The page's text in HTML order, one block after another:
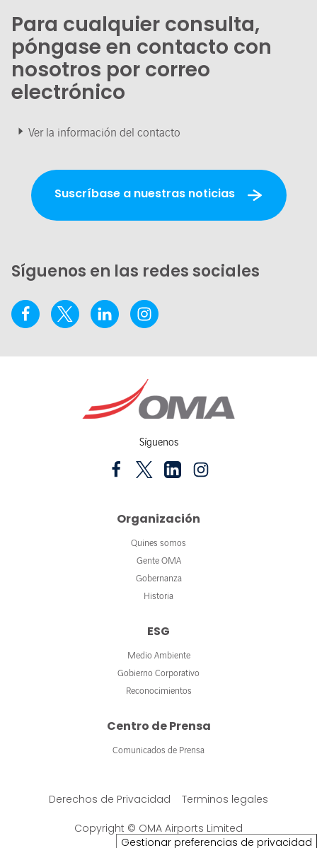
Para cualquier consulta,
póngase en contacto con
nosotros por correo
electrónico
Ver la información del contacto
Suscríbase a nuestras noticias
Síguenos en las redes sociales
Síguenos
Organización
Quines somos
Gente OMA
Gobernanza
Historia
ESG
Medio Ambiente
Gobierno Corporativo
Reconocimientos
Centro de Prensa
Comunicados de Prensa
Derechos de Privacidad Terminos legales
Copyright © OMA Airports Limited
Gestionar preferencias de privacidad